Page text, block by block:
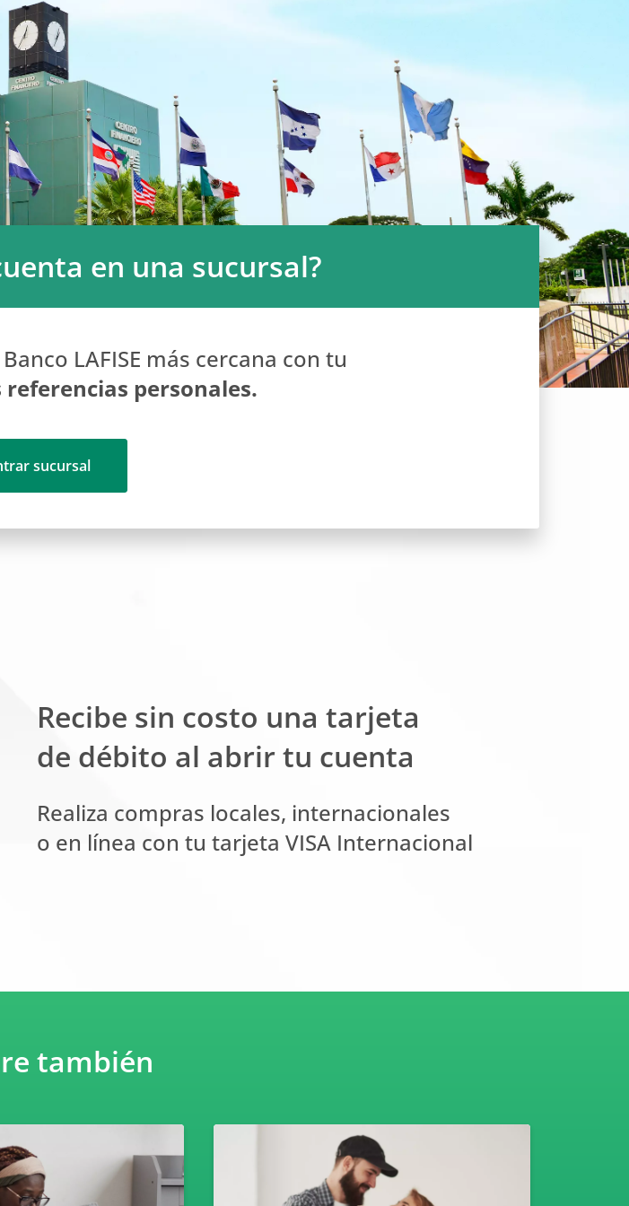
en una sucursal?
LAFISE más cercana con tu
personales.
sucursal
Recibe sin costo una tarjeta
de débito al abrir tu cuenta
Realiza compras locales, internacionales
o en línea con tu tarjeta VISA Internacional
también